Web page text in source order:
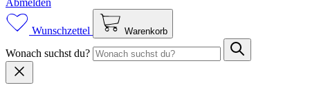
Abmelden
Wunschzettel Warenkorb
Wonach suchst du?